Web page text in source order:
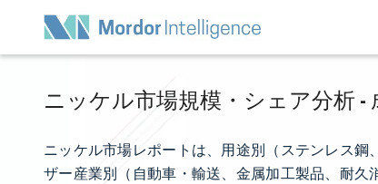
ニッケル市場規模・シェア分析 -
ニッケル市場レポートは、用途別（ステンレス
ザー産業別（自動車・輸送、金属加工製品、耐